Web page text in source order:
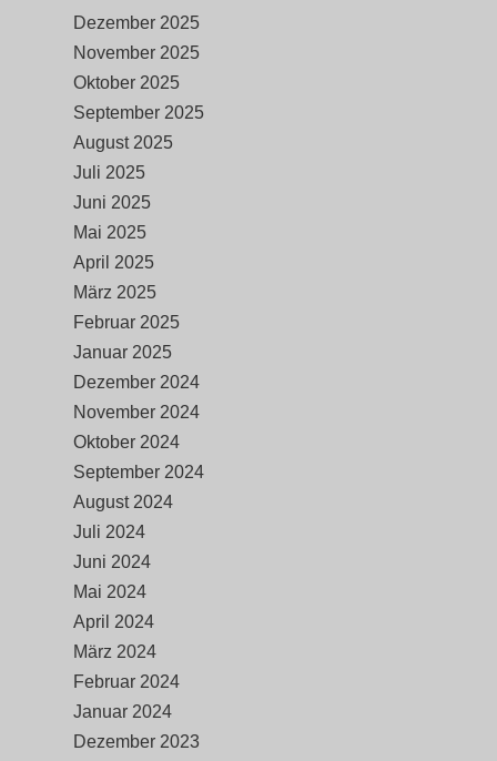
Dezember 2025
November 2025
Oktober 2025
September 2025
August 2025
Juli 2025
Juni 2025
Mai 2025
April 2025
März 2025
Februar 2025
Januar 2025
Dezember 2024
November 2024
Oktober 2024
September 2024
August 2024
Juli 2024
Juni 2024
Mai 2024
April 2024
März 2024
Februar 2024
Januar 2024
Dezember 2023